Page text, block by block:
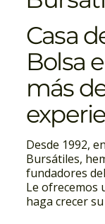
Casa
Bolsa
más
Desde 1992,
Bursátiles,
fundadores
Le ofrecemos
haga crecer